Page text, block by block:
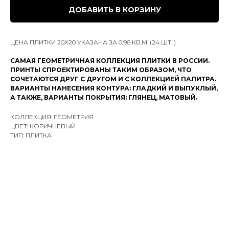
ДОБАВИТЬ В КОРЗИНУ
ЦЕНА ПЛИТКИ 20X20 УКАЗАНА ЗА 0,96 КВ.М. (24 ШТ. )
САМАЯ ГЕОМЕТРИЧНАЯ КОЛЛЕКЦИЯ ПЛИТКИ В РОССИИ.
ПРИНТЫ СПРОЕКТИРОВАНЫ ТАКИМ ОБРАЗОМ, ЧТО
СОЧЕТАЮТСЯ ДРУГ С ДРУГОМ И С КОЛЛЕКЦИЕЙ ПАЛИТРА.
ВАРИАНТЫ НАНЕСЕНИЯ КОНТУРА: ГЛАДКИЙ И ВЫПУКЛЫЙ,
А ТАКЖЕ, ВАРИАНТЫ ПОКРЫТИЯ: ГЛЯНЕЦ, МАТОВЫЙ.
КОЛЛЕКЦИЯ: ГЕОМЕТРИЯ
ЦВЕТ: КОРИЧНЕВЫЙ
ТИП: ПЛИТКА